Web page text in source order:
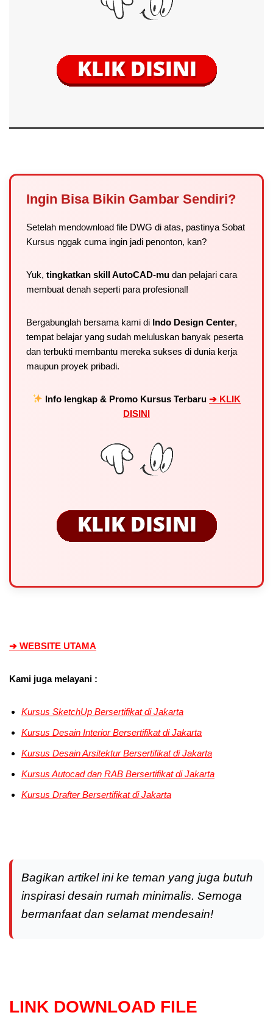
Ingin Bisa Bikin Gambar Sendiri?
Setelah mendownload file DWG di atas, pastinya Sobat
Kursus nggak cuma ingin jadi penonton, kan?
Yuk, tingkatkan skill AutoCAD-mu dan pelajari cara
membuat denah seperti para profesional!
Bergabunglah bersama kami di Indo Design Center,
tempat belajar yang sudah meluluskan banyak peserta
dan terbukti membantu mereka sukses di dunia kerja
maupun proyek pribadi.
Info lengkap & Promo Kursus Terbaru ➔ KLIK
DISINI
➔ WEBSITE UTAMA
Kami juga melayani :
Kursus SketchUp Bersertifikat di Jakarta
Kursus Desain InteriorBersertifikat di Jakarta
Kursus Desain ArsitekturBersertifikat di Jakarta
Kursus Autocad dan RAB Bersertifikat di Jakarta
Kursus DrafterBersertifikat di Jakarta
Bagikan artikel ini ke teman yang juga butuh
inspirasi desain rumah minimalis. Semoga
bermanfaat dan selamat mendesain!
LINK DOWNLOAD FILE